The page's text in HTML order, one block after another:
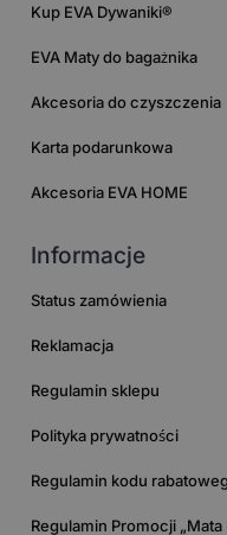
Kup EVA Dywaniki®
EVA Maty do bagażnika
Akcesoria do czyszczenia
Karta podarunkowa
Akcesoria EVA HOME
Informacje
Status zamówienia
Reklamacja
Regulamin sklepu
Polityka prywatności
Regulamin kodu
Regulamin Promocji „Mata